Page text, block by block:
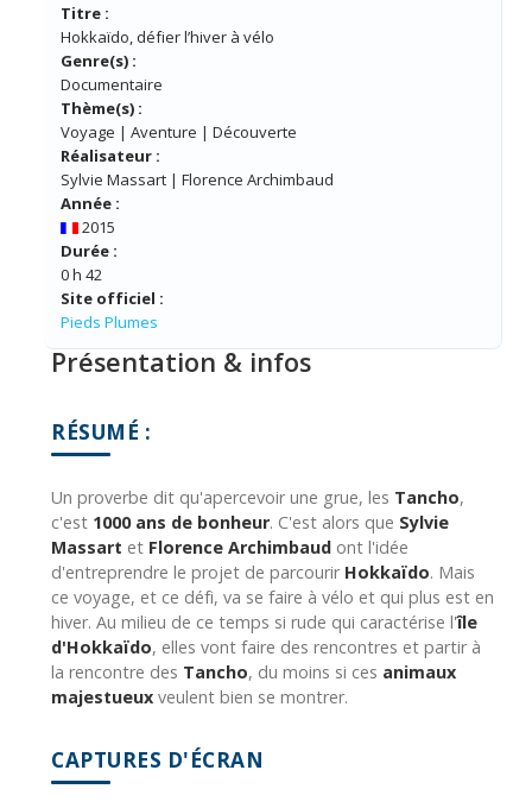
Titre :
Hokkaïdo, défier l’hiver à vélo
Genre(s) :
Documentaire
Thème(s) :
Voyage | Aventure | Découverte
Réalisateur :
Sylvie Massart | Florence Archimbaud
Année :
2015
Durée :
0 h 42
Site officiel :
Pieds Plumes
Présentation & infos
RÉSUMÉ :
Un proverbe dit qu'apercevoir une grue, les Tancho,
c'est 1000 ans de bonheur. C'est alors que Sylvie
Massart et Florence Archimbaud ont l'idée
d'entreprendre le projet de parcourir Hokkaïdo. Mais
ce voyage, et ce défi, va se faire à vélo et qui plus est en
hiver. Au milieu de ce temps si rude qui caractérise l'île
d'Hokkaïdo, elles vont faire des rencontres et partir à
la rencontre des Tancho, du moins si ces animaux
majestueux veulent bien se montrer.
CAPTURES D'ÉCRAN